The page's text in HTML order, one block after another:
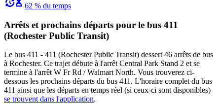
62 % du temps
Arrêts et prochains départs pour le bus 411
(Rochester Public Transit)
Le bus 411 - 411 (Rochester Public Transit) dessert 46 arrêts de bus
à Rochester. Ce trajet débute à l'arrêt Central Park Stand 2 et se
termine à l'arrêt W Fr Rd / Walmart North. Vous trouverez ci-
dessous les prochains départs du bus 411. L'horaire complet du bus
411 ainsi que les départs en temps réel (si ceux-ci sont disponibles)
se trouvent dans l'application.